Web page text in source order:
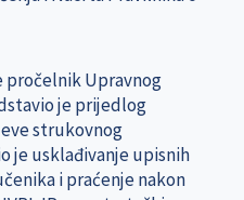
pročelnik Upravnog
je prijedlog
strukovnog
je usklađivanje upisnih
i praćenje nakon